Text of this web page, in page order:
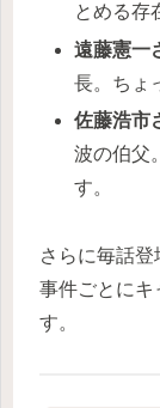
とめる存
遠藤憲一
長。ちょ
佐藤浩市
波の伯父
す。
さらに毎話登
事件ごとにキ
す。